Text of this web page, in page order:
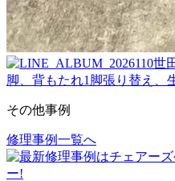
その他事例
投
稿
修理事例一覧へ